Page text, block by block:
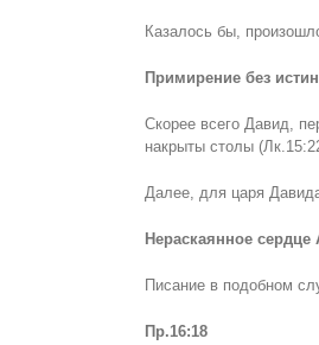
Казалось бы,
Примирение без
Скорее всего Давид,
накрыты столы
Далее, для царя
Нераскаянное
Писание в подобном
Пр.16:18